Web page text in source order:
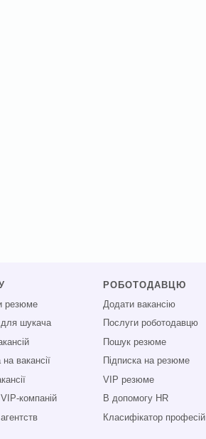
резюме
для шукача
на вакансії
VIP-компаній
РОБОТОДАВЦЮ
Додати вакансію
Послуги роботодавцю
Пошук резюме
Підписка на резюме
VIP резюме
В допомогу HR
Класифікатор професій